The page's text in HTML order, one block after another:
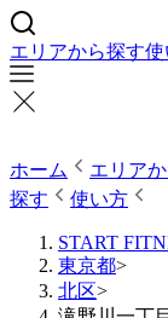
エリアから探す使
ホーム エリア
探す
使い方
START
東京都>
北区>